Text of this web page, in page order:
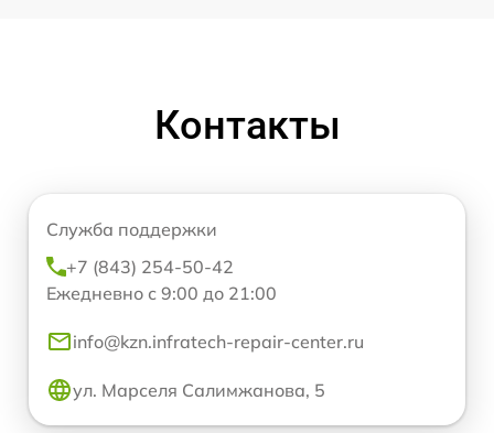
Контакты
Служба поддержки
+7 (843) 254-50-42
Ежедневно с 9:00 до 21:00
info@kzn.infratech-repair-center.ru
ул. Марселя Салимжанова, 5